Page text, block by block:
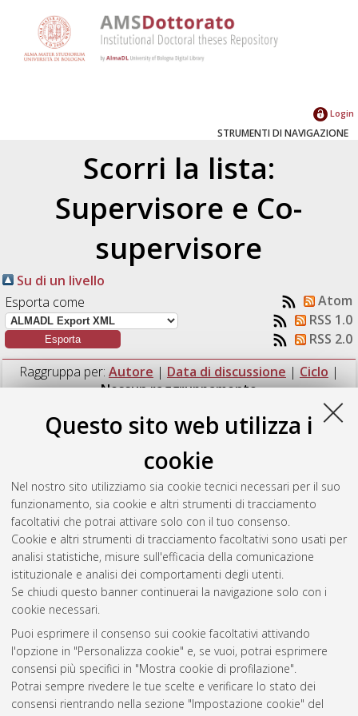
Questo sito web utilizza i
cookie
Nel nostro sito utilizziamo sia cookie tecnici necessari per il suo
funzionamento, sia cookie e altri strumenti di tracciamento
facoltativi che potrai attivare solo con il tuo consenso.
Cookie e altri strumenti di tracciamento facoltativi sono usati per
analisi statistiche, misure sull'efficacia della comunicazione
istituzionale e analisi dei comportamenti degli utenti.
Se chiudi questo banner continuerai la navigazione solo con i
cookie necessari.
Puoi esprimere il consenso sui cookie facoltativi attivando
l'opzione in "Personalizza cookie" e, se vuoi, potrai esprimere
consensi più specifici in "Mostra cookie di profilazione".
Potrai sempre rivedere le tue scelte e verificare lo stato dei
consensi rientrando nella sezione "Impostazione cookie" del
Login
STRUMENTI DI NAVIGAZIONE
Scorri la lista:
Supervisore e Co-
supervisore
Su di un livello
Esporta come
Atom
RSS 1.0
RSS 2.0
Raggruppa per: Autore | Data di discussione | Ciclo |
Nessun raggruppamento
Numero di documenti:1.
(2020)The influence of Italian painting
in the Sevillian baroque school, [Dissertation thesis], Alma
Mater Studiorum Università di Bologna. Dottorato di ricerca in
Arti visive, performative, mediali, 34 Ciclo. DOI
10.48676/unibo/amsdottorato/9137.
Questa lista e' stata generata ilFri Aug 7 20:46:09 2026 CEST
Atom
Rss 1.0
Rss 2.0